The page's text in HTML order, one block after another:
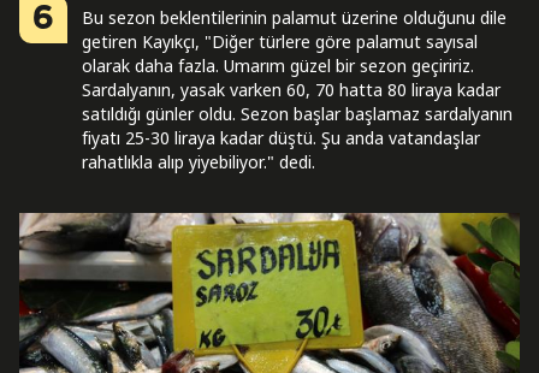
6
Bu sezon beklentilerinin palamut üzerine olduğunu dile
getiren Kayıkçı, "Diğer türlere göre palamut sayısal
olarak daha fazla. Umarım güzel bir sezon geçiririz.
Sardalyanın, yasak varken 60, 70 hatta 80 liraya kadar
satıldığı günler oldu. Sezon başlar başlamaz sardalyanın
fiyatı 25-30 liraya kadar düştü. Şu anda vatandaşlar
rahatlıkla alıp yiyebiliyor." dedi.